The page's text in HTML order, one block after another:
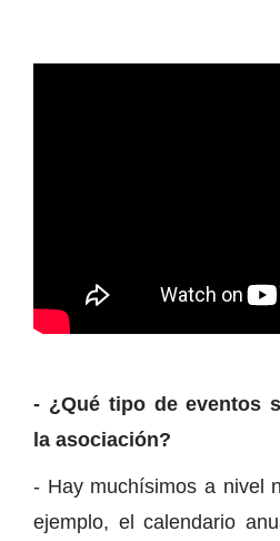
- ¿Qué tipo de eventos
la asociación?
- Hay muchísimos a nivel
ejemplo, el calendario